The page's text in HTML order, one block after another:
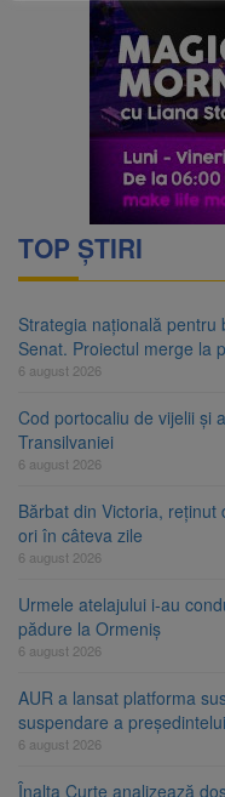
TOP ȘTIRI
Strategia națională
Senat. Proiectul merge la
6 august 2026
Cod portocaliu de vijelii și
Transilvaniei
6 august 2026
Bărbat din Victoria,
ori în câteva zile
6 august 2026
Urmele atelajului i-au
pădure la Ormeniș
6 august 2026
AUR a lansat platforma
suspendare a
6 august 2026
Înalta Curte analizează